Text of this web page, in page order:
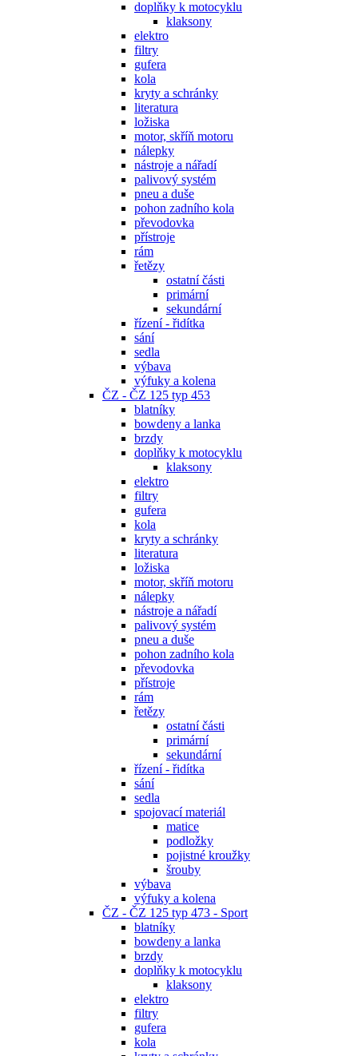
doplňky k motocyklu
klaksony
elektro
filtry
gufera
kola
kryty a schránky
literatura
ložiska
motor, skříň motoru
nálepky
nástroje a nářadí
palivový systém
pneu a duše
pohon zadního kola
převodovka
přístroje
rám
řetězy
ostatní části
primární
sekundární
řízení - řidítka
sání
sedla
výbava
výfuky a kolena
ČZ - ČZ 125 typ 453
blatníky
bowdeny a lanka
brzdy
doplňky k motocyklu
klaksony
elektro
filtry
gufera
kola
kryty a schránky
literatura
ložiska
motor, skříň motoru
nálepky
nástroje a nářadí
palivový systém
pneu a duše
pohon zadního kola
převodovka
přístroje
rám
řetězy
ostatní části
primární
sekundární
řízení - řidítka
sání
sedla
spojovací materiál
matice
podložky
pojistné kroužky
šrouby
výbava
výfuky a kolena
ČZ - ČZ 125 typ 473 - Sport
blatníky
bowdeny a lanka
brzdy
doplňky k motocyklu
klaksony
elektro
filtry
gufera
kola